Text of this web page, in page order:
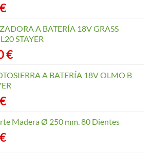
€
A BATERÍA 18V GRASS
STAYER
€
A BATERÍA 18V OLMO B
€
Madera Ø 250 mm. 80 Dientes
€